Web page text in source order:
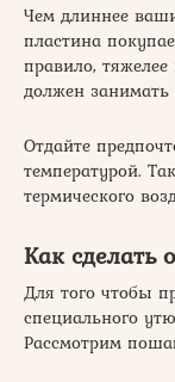
Чем длиннее
пластина
правило,
должен
Отдайте
температурой.
термического
Как сделать
Для того чтобы
специального
Рассмотрим